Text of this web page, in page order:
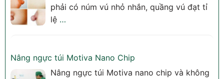
phải có núm vú nhỏ nhắn, quầng vú đạt tỉ
lệ …
Nâng ngực túi Motiva Nano Chip
Nâng ngực túi Motiva nano chip và không